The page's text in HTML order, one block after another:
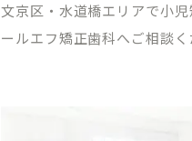
文京区・水道橋エリアで小
ールエフ矯正歯科へご相談く
［平日］10:00
［
※平日10:00～